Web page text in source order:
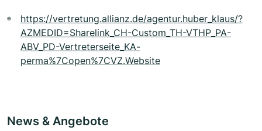
https://vertretung.allianz.de/agentur.huber_klaus/?
AZMEDID=Sharelink_CH-Custom_TH-VTHP_PA-
ABV_PD-Vertreterseite_KA-
perma%7Copen%7CVZ.Website
News & Angebote